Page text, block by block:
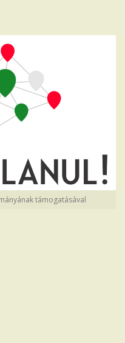
támogatásával